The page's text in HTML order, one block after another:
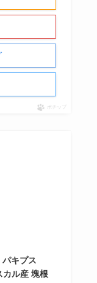
ポチップ
パキプス
ル産 塊根